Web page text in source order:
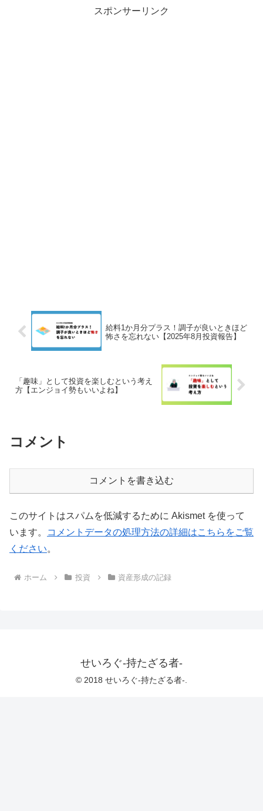
スポンサーリンク
給料1か月分プラス！調子が良いときほど
怖さを忘れない【2025年8月投資報告】
「趣味」として投資を楽しむという考え
方【エンジョイ勢もいいよね】
コメント
コメントを書き込む
このサイトはスパムを低減するために Akismet を使って
います。
コメントデータの処理方法の詳細はこちらをご覧
ください。
ホーム 投資 資産形成の記録
せいろぐ-持たざる者-
© 2018 せいろぐ-持たざる者-.